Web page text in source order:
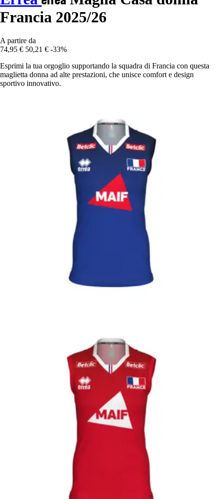
Francia 2025/26
A partire da
74,95 € 50,21 € -33%
Esprimi la tua orgoglio supportando la squadra di Francia con questa
maglietta donna ad alte prestazioni, che unisce comfort e design
sportivo innovativo.